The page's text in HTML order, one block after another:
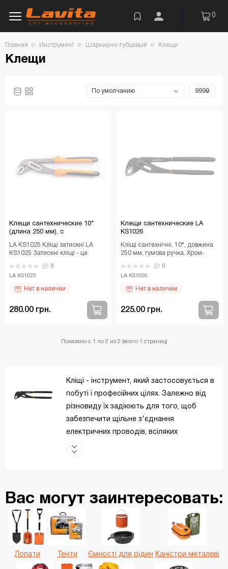
0
Главная Инструмент Шарнирно-губцевый Клещи
Клещи
Клещи сантехнические 10”
(длина 250 мм), с
KS1025
LA KS1025 Кліщі затискні LA
KS1025 Затискні кліщі - це
слюсарний інструмент. При..
0
LA KS1025
Нет в наличии
280.00 грн.
Клещи сантехнические LA
KS1026
Кліщі сантехнічні, 10", довжина
250 мм, гумова ручка. Хром-
ванадій ро..
0
LA KS1026
Нет в наличии
225.00 грн.
Показано с 1 по 2 из 2 (всего 1 страниц)
Кліщі - інструмент, який застосовується в
побуті і професійних цілях. Залежно від
різновиду їх задіюють для того, щоб
забезпечити щільне з'єднання
електричних проводів, всіляких
наконечників, зафіксувати заготовку,
Вас могут заинтересовать:
Лопати Тенти Ємності для рідин Каністри металеві